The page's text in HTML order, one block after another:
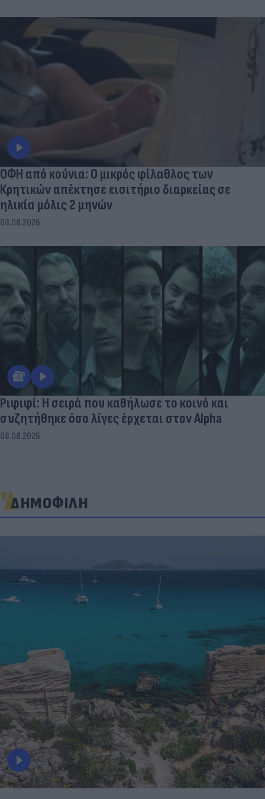
ΟΦΗ από κούνια: Ο μικρός φίλαθλος των
Κρητικών απέκτησε εισιτήριο διαρκείας σε
ηλικία μόλις 2 μηνών
08.08.2026
Ριφιφί: Η σειρά που καθήλωσε το κοινό και
συζητήθηκε όσο λίγες έρχεται στον Alpha
08.08.2026
ΔΗΜΟΦΙΛΗ